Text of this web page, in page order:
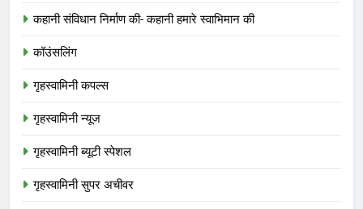
कहानी संविधान निर्माण की- कहानी हमारे स्वाभिमान की
कॉउंसलिंग
गृहस्वामिनी कपल्स
गृहस्वामिनी न्यूज
गृहस्वामिनी ब्यूटी स्पेशल
गृहस्वामिनी सुपर अचीवर